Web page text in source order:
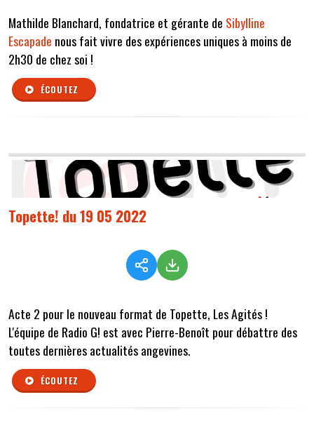
Mathilde Blanchard, fondatrice et gérante de Sibylline
Escapade nous fait vivre des expériences uniques à moins de
2h30 de chez soi !
ÉCOUTEZ
Topette! du 19 05 2022
Acte 2 pour le nouveau format de Topette, Les Agités !
L'équipe de Radio G! est avec Pierre-Benoît pour débattre des
toutes dernières actualités angevines.
ÉCOUTEZ